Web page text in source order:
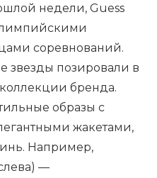
недели, Guess
соревнований.
звезды позировали в
бренда.
образы с
жакетами,
Например,
—